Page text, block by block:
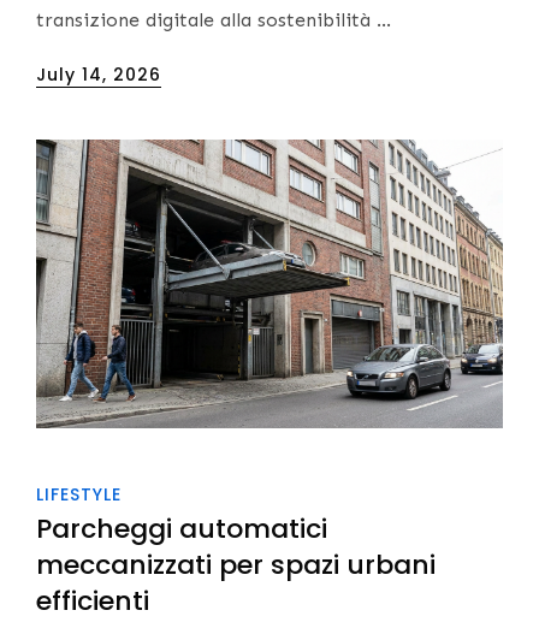
transizione digitale alla sostenibilità …
Posted
July 14, 2026
LIFESTYLE
Parcheggi automatici
meccanizzati per spazi urbani
efficienti